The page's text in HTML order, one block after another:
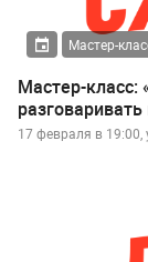
Мастер-
Мастер-класс:
17 февраля в